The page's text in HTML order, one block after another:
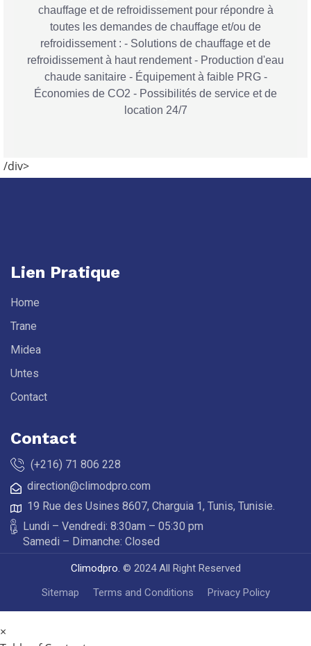
chauffage et de refroidissement pour répondre à
toutes les demandes de chauffage et/ou de
refroidissement : - Solutions de chauffage et de
refroidissement à haut rendement - Production d'eau
chaude sanitaire - Équipement à faible PRG -
Économies de CO2 - Possibilités de service et de
location 24/7
/div>
Lien Pratique
Home
Trane
Midea
Untes
Contact
Contact
(+216) 71 806 228
direction@climodpro.com
19 Rue des Usines 8607, Charguia 1, Tunis, Tunisie.
Lundi – Vendredi: 8:30am – 05:30 pm
Samedi – Dimanche: Closed
Climodpro. © 2024 All Right Reserved
Sitemap
Terms and Conditions Privacy Policy
×